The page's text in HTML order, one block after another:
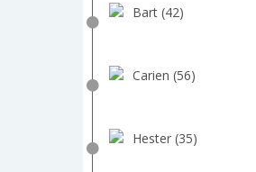
Bart (42)
Carien (56)
Hester (35)